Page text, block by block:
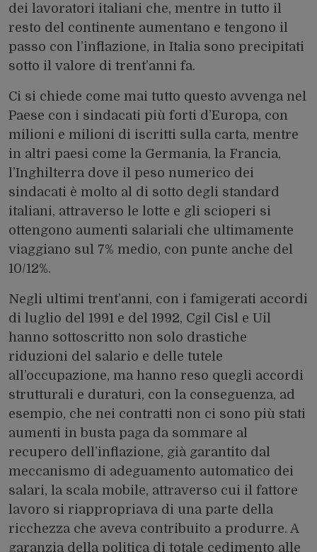
dei lavoratori italiani che, mentre in tutto il
resto del continente aumentano e tengono il
passo con l’inflazione, in Italia sono precipitati
sotto il valore di trent’anni fa.
Ci si chiede come mai tutto questo avvenga nel
Paese con i sindacati più forti d’Europa, con
milioni e milioni di iscritti sulla carta, mentre
in altri paesi come la Germania, la Francia,
l’Inghilterra dove il peso numerico dei
sindacati è molto al di sotto degli standard
italiani, attraverso le lotte e gli scioperi si
ottengono aumenti salariali che ultimamente
viaggiano sul 7% medio, con punte anche del
10/12%.
Negli ultimi trent’anni, con i famigerati accordi
di luglio del 1991 e del 1992, Cgil Cisl e Uil
hanno sottoscritto non solo drastiche
riduzioni del salario e delle tutele
all’occupazione, ma hanno reso quegli accordi
strutturali e duraturi, con la conseguenza, ad
esempio, che nei contratti non ci sono più stati
aumenti in busta paga da sommare al
recupero dell’inflazione, già garantito dal
meccanismo di adeguamento automatico dei
salari, la scala mobile, attraverso cui il fattore
lavoro si riappropriava di una parte della
ricchezza che aveva contribuito a produrre. A
garanzia della politica di totale cedimento alle